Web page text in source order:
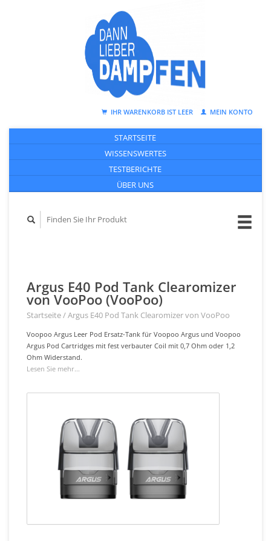
IHR WARENKORB IST LEER MEIN KONTO
STARTSEITE
WISSENSWERTES
TESTBERICHTE
ÜBER UNS
Argus E40 Pod Tank Clearomizer
von VooPoo (VooPoo)
Startseite/Argus E40 Pod Tank Clearomizer von VooPoo
Voopoo Argus Leer Pod Ersatz-Tank für Voopoo Argus und Voopoo
Argus Pod Cartridges mit fest verbauter Coil mit 0,7 Ohm oder 1,2
Ohm Widerstand.
Lesen Sie mehr...